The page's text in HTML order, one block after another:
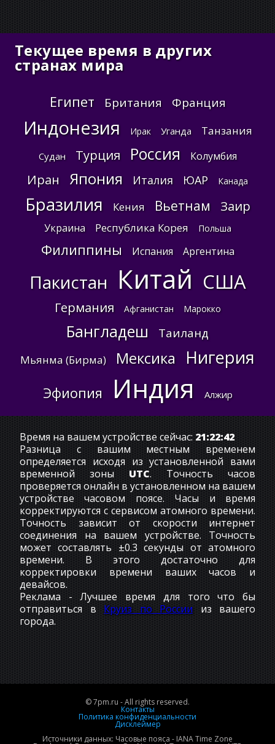
Текущее время в других
странах мира
Египет Британия Франция
Индонезия Ирак Уганда Танзания
Судан Турция Россия Колумбия
Иран Япония Италия ЮАР Канада
Бразилия Кения Вьетнам Заир
Украина Республика Корея Польша
Филиппины Испания Аргентина
Пакистан Китай США
Германия Афганистан Марокко
Бангладеш Таиланд
Мьянма (Бирма) Мексика Нигерия
Эфиопия Индия Алжир
Время на вашем устройстве сейчас: 21:22:43
Разница с вашим местным временем
определяется исходя из установленной вами
временной зоны UTC. Точность часов
проверяется онлайн в установленном на вашем
устройстве часовом поясе. Часы и время
корректируются с сервисом атомного времени.
Точность зависит от скорости интернет
соединения на вашем устройстве. Точность
может составлять ±0.3 секунды от атомного
времени. В этого достаточно для
корректировки времени ваших часов и
девайсов.
Реклама - Лучшее время для того что бы
отправиться в Круиз по России из вашего
города.
© 7pm.ru - All rights reserved.
Контакты
Политика конфиденциальности
Дисклеймер
Источники данных: Часовые пояса - IANA Time Zone